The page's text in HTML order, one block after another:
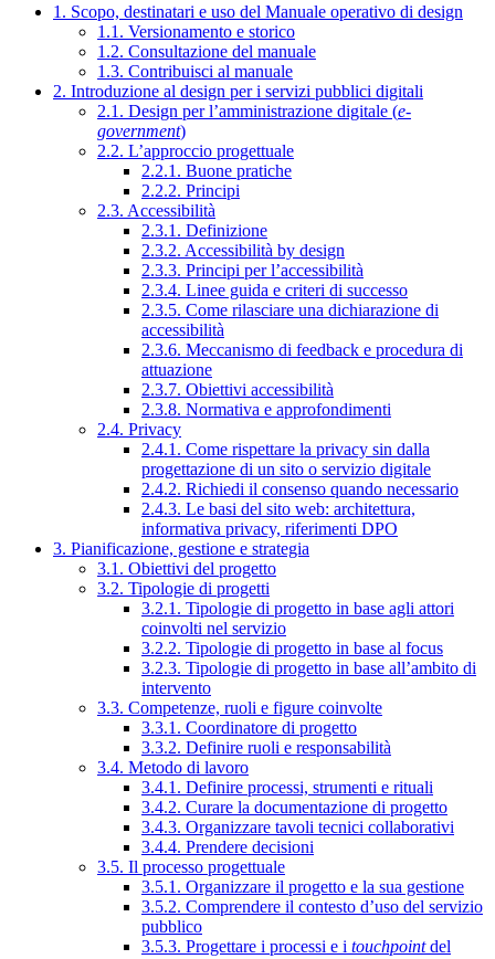
1. Scopo, destinatari e uso del Manuale operativo di design
1.1. Versionamento e storico
1.2. Consultazione del manuale
1.3. Contribuisci al manuale
2. Introduzione al design per i servizi pubblici digitali
2.1. Design per l’amministrazione digitale (e-
government)
2.2. L’approccio progettuale
2.2.1. Buone pratiche
2.2.2. Principi
2.3. Accessibilità
2.3.1. Definizione
2.3.2. Accessibilità by design
2.3.3. Principi per l’accessibilità
2.3.4. Linee guida e criteri di successo
2.3.5. Come rilasciare una dichiarazione di
accessibilità
2.3.6. Meccanismo di feedback e procedura di
attuazione
2.3.7. Obiettivi accessibilità
2.3.8. Normativa e approfondimenti
2.4. Privacy
2.4.1. Come rispettare la privacy sin dalla
progettazione di un sito o servizio digitale
2.4.2. Richiedi il consenso quando necessario
2.4.3. Le basi del sito web: architettura,
informativa privacy, riferimenti DPO
3. Pianificazione, gestione e strategia
3.1. Obiettivi del progetto
3.2. Tipologie di progetti
3.2.1. Tipologie di progetto in base agli attori
coinvolti nel servizio
3.2.2. Tipologie di progetto in base al focus
3.2.3. Tipologie di progetto in base all’ambito di
intervento
3.3. Competenze, ruoli e figure coinvolte
3.3.1. Coordinatore di progetto
3.3.2. Definire ruoli e responsabilità
3.4. Metodo di lavoro
3.4.1. Definire processi, strumenti e rituali
3.4.2. Curare la documentazione di progetto
3.4.3. Organizzare tavoli tecnici collaborativi
3.4.4. Prendere decisioni
3.5. Il processo progettuale
3.5.1. Organizzare il progetto e la sua gestione
3.5.2. Comprendere il contesto d’uso del servizio
pubblico
3.5.3. Progettare i processi e i touchpointdel